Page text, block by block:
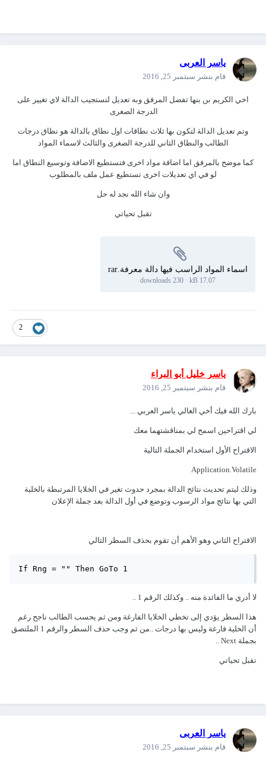
ياسر العربى
قام بنشر سبتمبر 25, 2016
اخي الكريم بن بنها تفضل المرفق وبه تعديل لتستجيب الدالة لاي تغيير على
الدرجة الصغرى
وتم تعديل الدالة لتكون بها ثلاث نطاقات اول نطاق بالدالة هو نطاق درجات
الطالب والنطاق الثاني للدرجة الصغرى والثالث لاسماء المواد
كما موضح بالمرفق اما اضافة مواد اخرى فتستطيع الاضافة وتوسيع النطاق اما
لو في اي تعديلات اخرى تستطيع عمل ملف بالمطلوب
وان شاء الله نجد له حل
تقبل تحياتي
اسماء المواد الراسب فيها دالة معرفة.rar
17.07 kB
·
230 downloads
2
ياسر خليل أبو البراء
قام بنشر سبتمبر 25, 2016
بارك الله فيك أخي الغالي ياسر العربي ...
لي اقتراحين اسمح لي بمناقشتهما معك
الاقتراح الأول استخدام الجملة التالية
Application.Volatile
وذلك ليتم تحديث نتائج الدالة بمجرد حدوث تغير في الخلايا المرتبطة بالخلية
التي بها نتائج مواد الرسوب وتوضع في أول الدالة بعد جملة الإعلان
الاقتراح الثاني وهو الأهم أن تقوم بحذف السطر التالي
If Rng = "" Then GoTo 1
لا أدري ما الفائدة منه .. وكذلك الرقم 1 ..
هذا السطر يؤدي إلى تخطي الخلايا الفارغة ومن ثم يحسب الطالب ناجح رغم
أن الخلية فارغة وليس بها درجات ..من ثم وجب حذف السطر والرقم 1 الملتصق
بجملة Next ..
تقبل تحياتي
ياسر العربى
قام بنشر سبتمبر 25, 2016